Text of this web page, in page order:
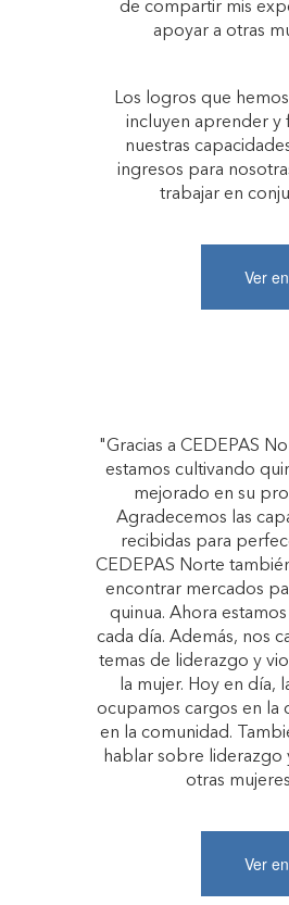
de compartir mis
apoyar a otras
Los logros que
incluyen aprender y
nuestras
ingresos para
trabajar en
Ver
"Gracias a CEDEPAS
estamos cultivando
mejorado en su
Agradecemos las
recibidas para
CEDEPAS Norte
encontrar mercados
quinua. Ahora
cada día. Además, nos
temas de liderazgo y
la mujer. Hoy en día,
ocupamos cargos en la
en la comunidad.
hablar sobre liderazgo
otras
Ver